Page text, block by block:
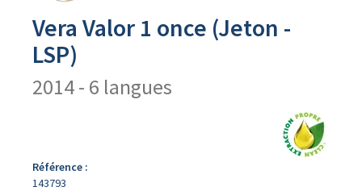
Vera Valor 1 once (Jeton -
LSP)
2014 - 6 langues
Référence :
143793